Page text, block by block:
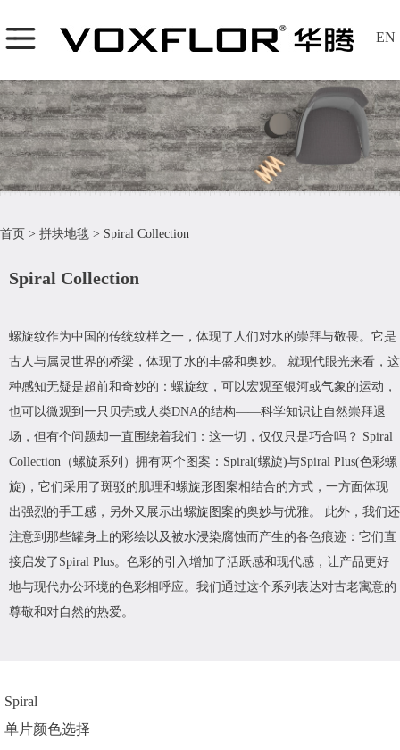
EN
首页 > 拼块地毯 > Spiral Collection
Spiral Collection
螺旋纹作为中国的传统纹样之一，体现了人们对水的崇拜与敬畏。它是
古人与属灵世界的桥梁，体现了水的丰盛和奥妙。 就现代眼光来看，这
种感知无疑是超前和奇妙的：螺旋纹，可以宏观至银河或气象的运动，
也可以微观到一只贝壳或人类DNA的结构――科学知识让自然崇拜退
场，但有个问题却一直围绕着我们：这一切，仅仅只是巧合吗？ Spiral
Collection（螺旋系列）拥有两个图案：Spiral(螺旋)与Spiral Plus(色彩螺
旋)，它们采用了斑驳的肌理和螺旋形图案相结合的方式，一方面体现
出强烈的手工感，另外又展示出螺旋图案的奥妙与优雅。 此外，我们还
注意到那些罐身上的彩绘以及被水浸染腐蚀而产生的各色痕迹：它们直
接启发了Spiral Plus。色彩的引入增加了活跃感和现代感，让产品更好
地与现代办公环境的色彩相呼应。我们通过这个系列表达对古老寓意的
尊敬和对自然的热爱。
Spiral
单片颜色选择